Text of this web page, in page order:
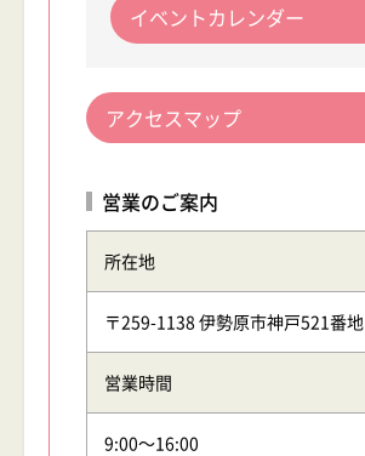
イベントカレンダー
アクセスマップ
営業のご案内
所在地
〒259-1138 伊勢原市神戸521番地
営業時間
9:00～16:00